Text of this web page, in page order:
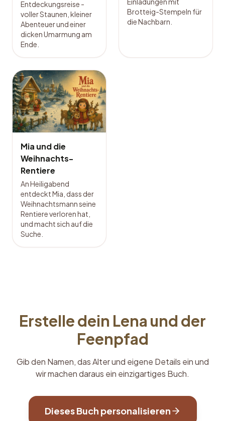
Entdeckungsreise -
voller Staunen, kleiner
Abenteuer und einer
dicken Umarmung am
Ende.
Brotteig-Stempeln für
die Nachbarn.
Mia und die
Weihnachts-
Rentiere
An Heiligabend
entdeckt Mia, dass der
Weihnachtsmann seine
Rentiere verloren hat,
und macht sich auf die
Suche.
Erstelle dein Lena und der
Feenpfad
Gib den Namen, das Alter und eigene Details ein und
wir machen daraus ein einzigartiges Buch.
Dieses Buch personalisieren